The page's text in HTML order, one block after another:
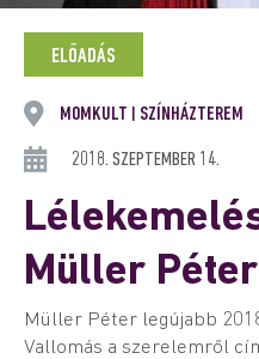
ELŐADÁS
MOMKULT SZÍNHÁZTEREM
2018. SZEPTEMBER 14.
Müller
Müller Péter legújabb
Vallomás a szerelemről